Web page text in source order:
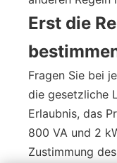
Erst die
Fragen Sie bei
die gesetzliche
Erlaubnis, das
800 VA und 2
Zustimmung